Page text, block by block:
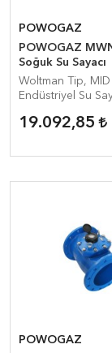
POWOGAZ
POWOGAZ
Soğuk Su Sayacı
Woltman Tip, MID
Endüstriyel Su
19.092,85
POWOGAZ